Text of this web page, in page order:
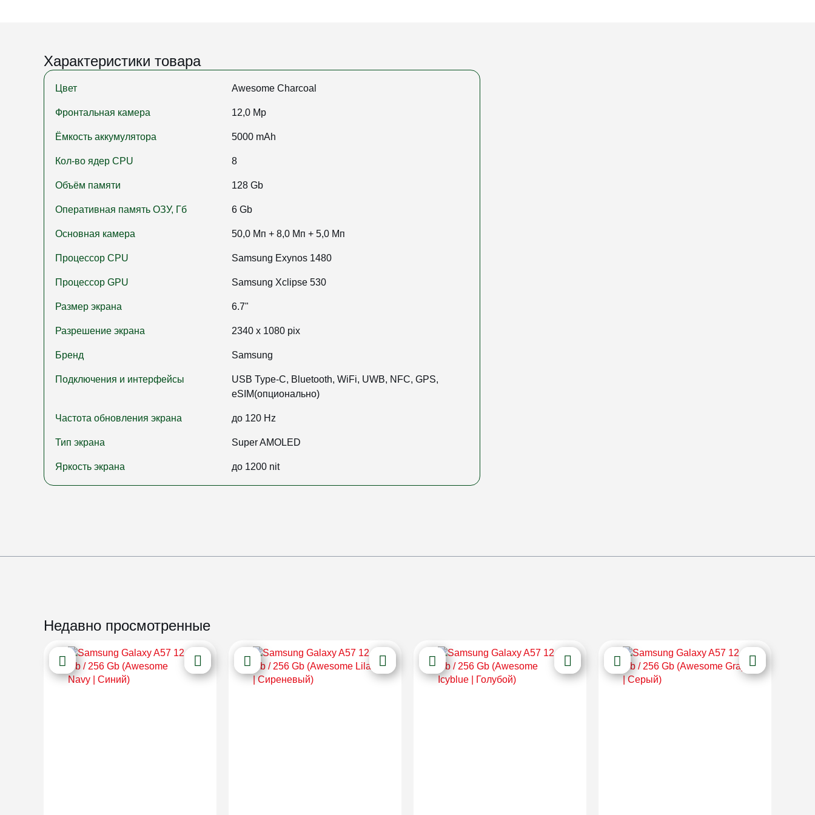
Характеристики товара
Цвет Awesome Charcoal
Фронтальная камера 12,0 Mp
Ёмкость аккумулятора 5000 mAh
Кол-во ядер CPU 8
Объём памяти 128 Gb
Оперативная память ОЗУ, Гб 6 Gb
Основная камера 50,0 Мп + 8,0 Мп + 5,0 Мп
Процессор CPU Samsung Exynos 1480
Процессор GPU Samsung Xclipse 530
Размер экрана 6.7"
Разрешение экрана 2340 x 1080 pix
Бренд Samsung
Подключения и интерфейсы
USB Type-C, Bluetooth, WiFi, UWB, NFC, GPS,
eSIM(опционально)
Частота обновления экрана до 120 Hz
Тип экрана Super AMOLED
Яркость экрана до 1200 nit
Недавно просмотренные